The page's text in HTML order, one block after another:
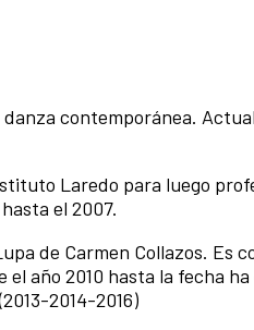
contemporánea.
Laredo para luego
el 2007.
de Carmen Collazos. Es
el año 2010 hasta la fecha
2014-2016)